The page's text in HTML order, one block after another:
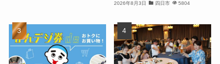
2026年8月3日 四日市 5804